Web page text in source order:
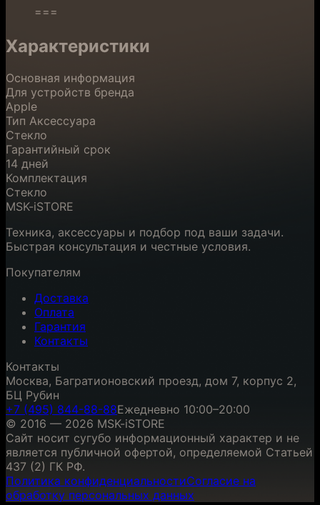
===
Характеристики
Основная информация
Для устройств бренда
Apple
Тип Аксессуара
Стекло
Гарантийный срок
14 дней
Комплектация
Стекло
MSK-iSTORE
Техника, аксессуары и подбор под ваши задачи.
Быстрая консультация и честные условия.
Покупателям
Доставка
Оплата
Гарантия
Контакты
Контакты
Москва, Багратионовский проезд, дом 7, корпус 2,
БЦ Рубин
+7 (495) 844-88-88Ежедневно 10:00–20:00
© 2016 — 2026 MSK-iSTORE
Сайт носит сугубо информационный характер и не
является публичной офертой, определяемой Статьей
437 (2) ГК РФ.
Политика конфиденциальностиСогласие на
обработку персональных данных